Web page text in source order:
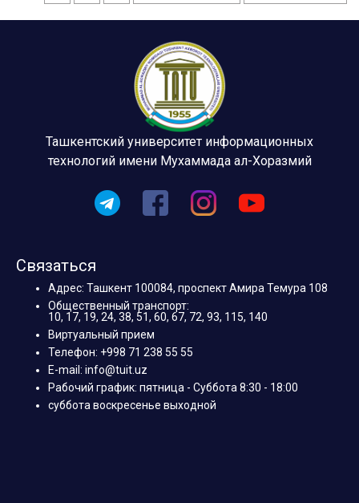
Ташкентский университет информационных
технологий имени Мухаммада ал-Хоразмий
Связаться
Адрес: Ташкент 100084, проспект Амира Темура 108
Общественный транспорт:
10, 17, 19, 24, 38, 51, 60, 67, 72, 93, 115, 140
Виртуальный прием
Телефон: +998 71 238 55 55
E-mail: info@tuit.uz
Рабочий график: пятница - Суббота 8:30 - 18:00
суббота воскресенье выходной